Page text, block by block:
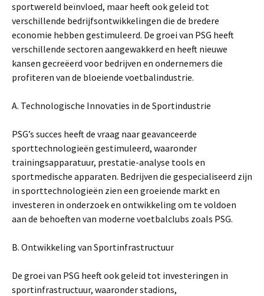
sportwereld beïnvloed, maar heeft ook geleid tot
verschillende bedrijfsontwikkelingen die de bredere
economie hebben gestimuleerd. De groei van PSG heeft
verschillende sectoren aangewakkerd en heeft nieuwe
kansen gecreëerd voor bedrijven en ondernemers die
profiteren van de bloeiende voetbalindustrie.
A. Technologische Innovaties in de Sportindustrie
PSG’s succes heeft de vraag naar geavanceerde
sporttechnologieën gestimuleerd, waaronder
trainingsapparatuur, prestatie-analyse tools en
sportmedische apparaten. Bedrijven die gespecialiseerd zijn
in sporttechnologieën zien een groeiende markt en
investeren in onderzoek en ontwikkeling om te voldoen
aan de behoeften van moderne voetbalclubs zoals PSG.
B. Ontwikkeling van Sportinfrastructuur
De groei van PSG heeft ook geleid tot investeringen in
sportinfrastructuur, waaronder stadions,